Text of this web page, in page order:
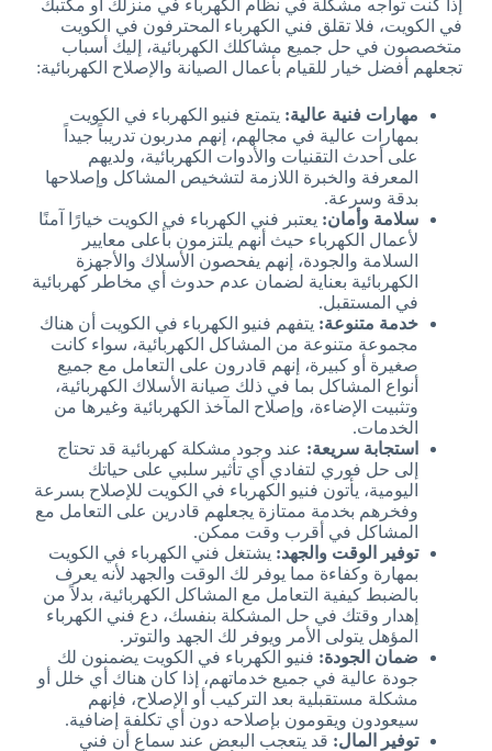
إذا كنت تواجه مشكلة في نظام الكهرباء في منزلك أو مكتبك
في الكويت، فلا تقلق فني الكهرباء المحترفون في الكويت
متخصصون في حل جميع مشاكلك الكهربائية، إليك أسباب
تجعلهم أفضل خيار للقيام بأعمال الصيانة والإصلاح الكهربائية:
مهارات فنية عالية: يتمتع فنيو الكهرباء في الكويت
بمهارات عالية في مجالهم، إنهم مدربون تدريباً جيداً
على أحدث التقنيات والأدوات الكهربائية، ولديهم
المعرفة والخبرة اللازمة لتشخيص المشاكل وإصلاحها
بدقة وسرعة.
سلامة وأمان: يعتبر فني الكهرباء في الكويت خيارًا آمنًا
لأعمال الكهرباء حيث أنهم يلتزمون بأعلى معايير
السلامة والجودة، إنهم يفحصون الأسلاك والأجهزة
الكهربائية بعناية لضمان عدم حدوث أي مخاطر كهربائية
في المستقبل.
خدمة متنوعة: يتفهم فنيو الكهرباء في الكويت أن هناك
مجموعة متنوعة من المشاكل الكهربائية، سواء كانت
صغيرة أو كبيرة، إنهم قادرون على التعامل مع جميع
أنواع المشاكل بما في ذلك صيانة الأسلاك الكهربائية،
وتثبيت الإضاءة، وإصلاح المآخذ الكهربائية وغيرها من
الخدمات.
استجابة سريعة: عند وجود مشكلة كهربائية قد تحتاج
إلى حل فوري لتفادي أي تأثير سلبي على حياتك
اليومية، يأتون فنيو الكهرباء في الكويت للإصلاح بسرعة
وفخرهم بخدمة ممتازة يجعلهم قادرين على التعامل مع
المشاكل في أقرب وقت ممكن.
توفير الوقت والجهد: يشتغل فني الكهرباء في الكويت
بمهارة وكفاءة مما يوفر لك الوقت والجهد لأنه يعرف
بالضبط كيفية التعامل مع المشاكل الكهربائية، بدلاً من
إهدار وقتك في حل المشكلة بنفسك، دع فني الكهرباء
المؤهل يتولى الأمر ويوفر لك الجهد والتوتر.
ضمان الجودة: فنيو الكهرباء في الكويت يضمنون لك
جودة عالية في جميع خدماتهم، إذا كان هناك أي خلل أو
مشكلة مستقبلية بعد التركيب أو الإصلاح، فإنهم
سيعودون ويقومون بإصلاحه دون أي تكلفة إضافية.
توفير المال: قد يتعجب البعض عند سماع أن فني